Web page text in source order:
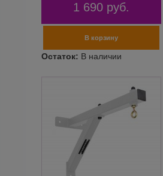
1 690 руб.